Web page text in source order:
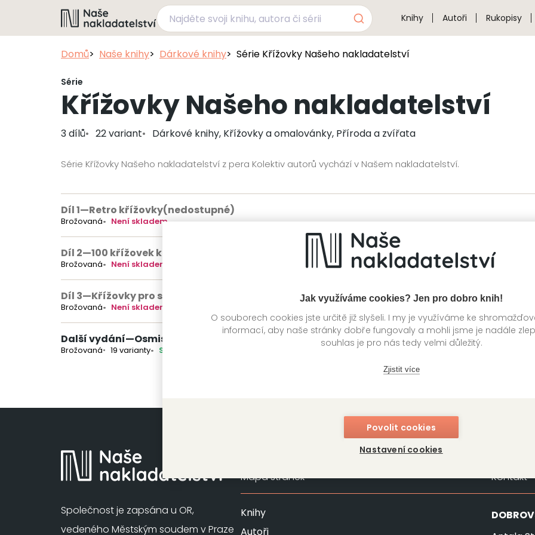
Jak využíváme cookies? Jen pro dobro knih!
O souborech cookies jste určitě již slyšeli. I my je využíváme ke
informací, aby naše stránky dobře fungovaly a mohli jsme je nadále
souhlas je pro nás tedy velmi důležitý.
Zjistit více
Povolit cookies
Nastavení cookies
Knihy Autoři Rukopisy
Domů Naše knihy Dárkové knihy Série Křížovky Našeho nakladatelství
Série
Křížovky Našeho nakladatelství
3 dílů 22 variant Dárkové knihy, Křížovky a omalovánky, Příroda a zvířata
Série Křížovky Našeho nakladatelství z pera Kolektiv autorů vychází v Našem nakladatelství.
Díl 1—Retro křížovky(nedostupné)
Brožovaná Není skladem
Díl 2—100 křížovek k vodě
Brožovaná Není skladem
Díl 3—Křížovky pro seniory
Brožovaná Není skladem
Další vydání—Osmisměrky do kapsy 1
Brožovaná 19 varianty Skladem
Společnost je zapsána u OR,
vedeného Městským soudem v Praze
Mapa stránek
Knihy
Autoři
Kontakt